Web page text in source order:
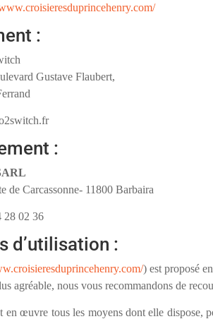
:
Gustave Flaubert,
:
de Carcassonne- 11800 Barbaira
28 02 36
d’utilisation :
) est proposé
agréable, nous vous recommandons de
en œuvre tous les moyens dont elle dispose,